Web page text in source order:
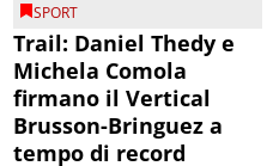
SPORT
Trail: Daniel Thedy e
Michela Comola
firmano il Vertical
Brusson-Bringuez a
tempo di record